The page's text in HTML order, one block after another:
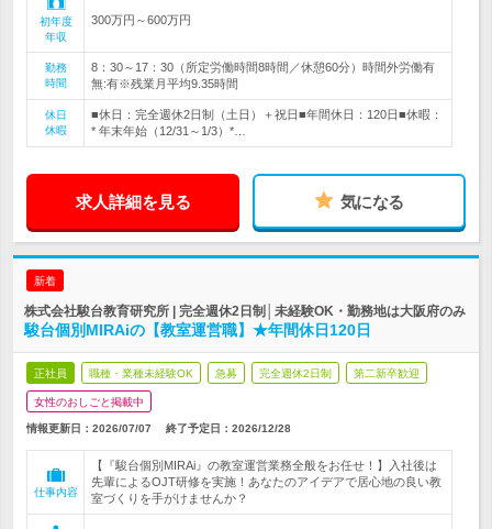
初年度
年収
300万円～600万円
勤務
時間
8：30～17：30（所定労働時間8時間／休憩60分）時間外労働有
無:有※残業月平均9.35時間
休日
休暇
■休日：完全週休2日制（土日）＋祝日■年間休日：120日■休暇：
* 年末年始（12/31～1/3）*…
求人詳細を見る 気になる
新着
株式会社駿台教育研究所 | 完全週休2日制│未経験OK・勤務地は大阪府のみ
駿台個別MIRAiの【教室運営職】★年間休日120日
正社員 職種・業種未経験OK 急募 完全週休2日制 第二新卒歓迎
女性のおしごと掲載中
情報更新日：2026/07/07 終了予定日： 2026/12/28
仕事内容
【『駿台個別MIRAi』の教室運営業務全般をお任せ！】入社後は
先輩によるOJT研修を実施！あなたのアイデアで居心地の良い教
室づくりを手がけませんか？